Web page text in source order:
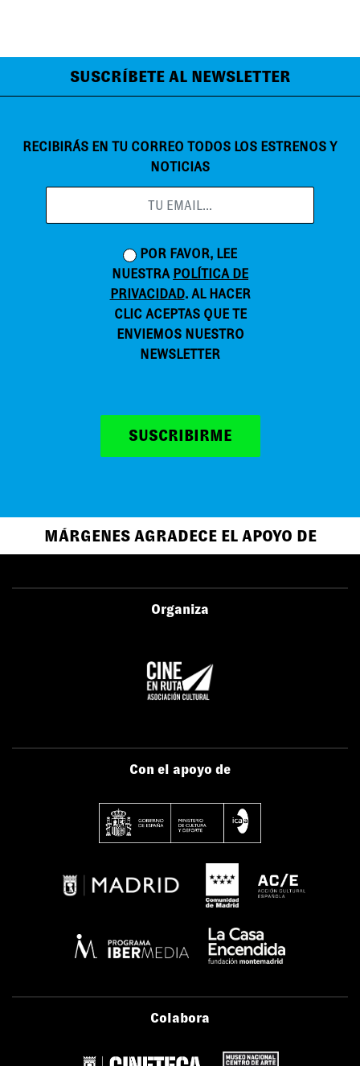
SUSCRÍBETE AL NEWSLETTER
RECIBIRÁS EN TU CORREO TODOS LOS ESTRENOS Y
NOTICIAS
POR FAVOR, LEE
NUESTRA POLÍTICA DE
PRIVACIDAD. AL HACER
CLIC ACEPTAS QUE TE
ENVIEMOS NUESTRO
NEWSLETTER
SUSCRIBIRME
MÁRGENES AGRADECE EL APOYO DE
Organiza
Con el apoyo de
Colabora